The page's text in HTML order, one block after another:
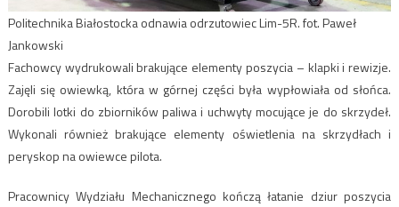
Politechnika Białostocka odnawia odrzutowiec Lim-5R. fot. Paweł
Jankowski
Fachowcy wydrukowali brakujące elementy poszycia – klapki i rewizje.
Zajęli się owiewką, która w górnej części była wypłowiała od słońca.
Dorobili lotki do zbiorników paliwa i uchwyty mocujące je do skrzydeł.
Wykonali również brakujące elementy oświetlenia na skrzydłach i
peryskop na owiewce pilota.
Pracownicy Wydziału Mechanicznego kończą łatanie dziur poszycia